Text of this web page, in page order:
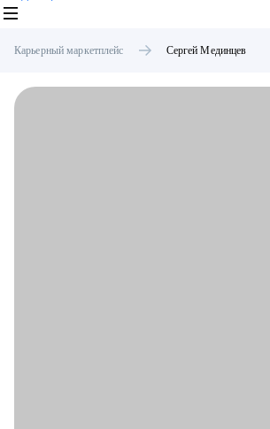
Карьерный маркетплейс Сергей Мединцев